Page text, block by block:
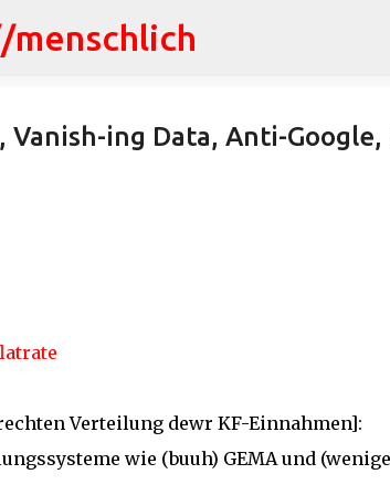
Direkt zum Hauptbereich
menschlich
ing Data, Anti-Google,
Verteilung dewr KF-Einnahmen]:
wie (buuh) GEMA und